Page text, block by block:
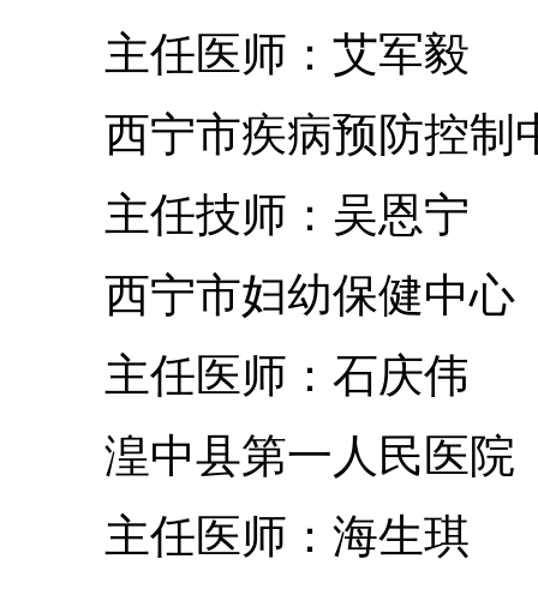
主任医师：艾军毅
西宁市疾病预防控制
主任技师：吴恩宁
西宁市妇幼保健中心
主任医师：石庆伟
湟中县第一
主任医师：海生琪